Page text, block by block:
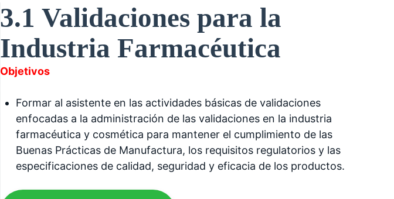
3.1 Validaciones para la
Industria Farmacéutica
Objetivos
Formar al asistente en las actividades básicas de validaciones
enfocadas a la administración de las validaciones en la industria
farmacéutica y cosmética para mantener el cumplimiento de las
Buenas Prácticas de Manufactura, los requisitos regulatorios y las
especificaciones de calidad, seguridad y eficacia de los productos.